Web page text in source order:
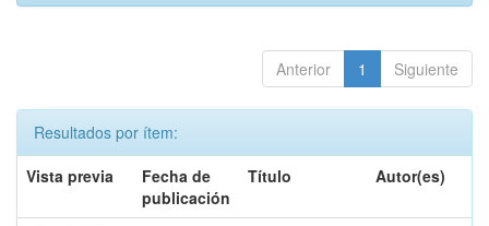
Anterior 1 Siguiente
Resultados por ítem:
Vista previa
Fecha de
publicación
Título Autor(es)